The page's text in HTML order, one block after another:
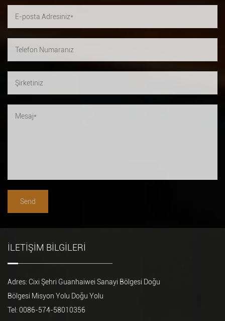
ILETIŞIM BILGILERI
Adres: Cixi Şehri Guanhaiwei Sanayi Bölgesi Doğu
Bölgesi Misyon Yolu Doğu Yolu
Tel: 0086-574-58010356